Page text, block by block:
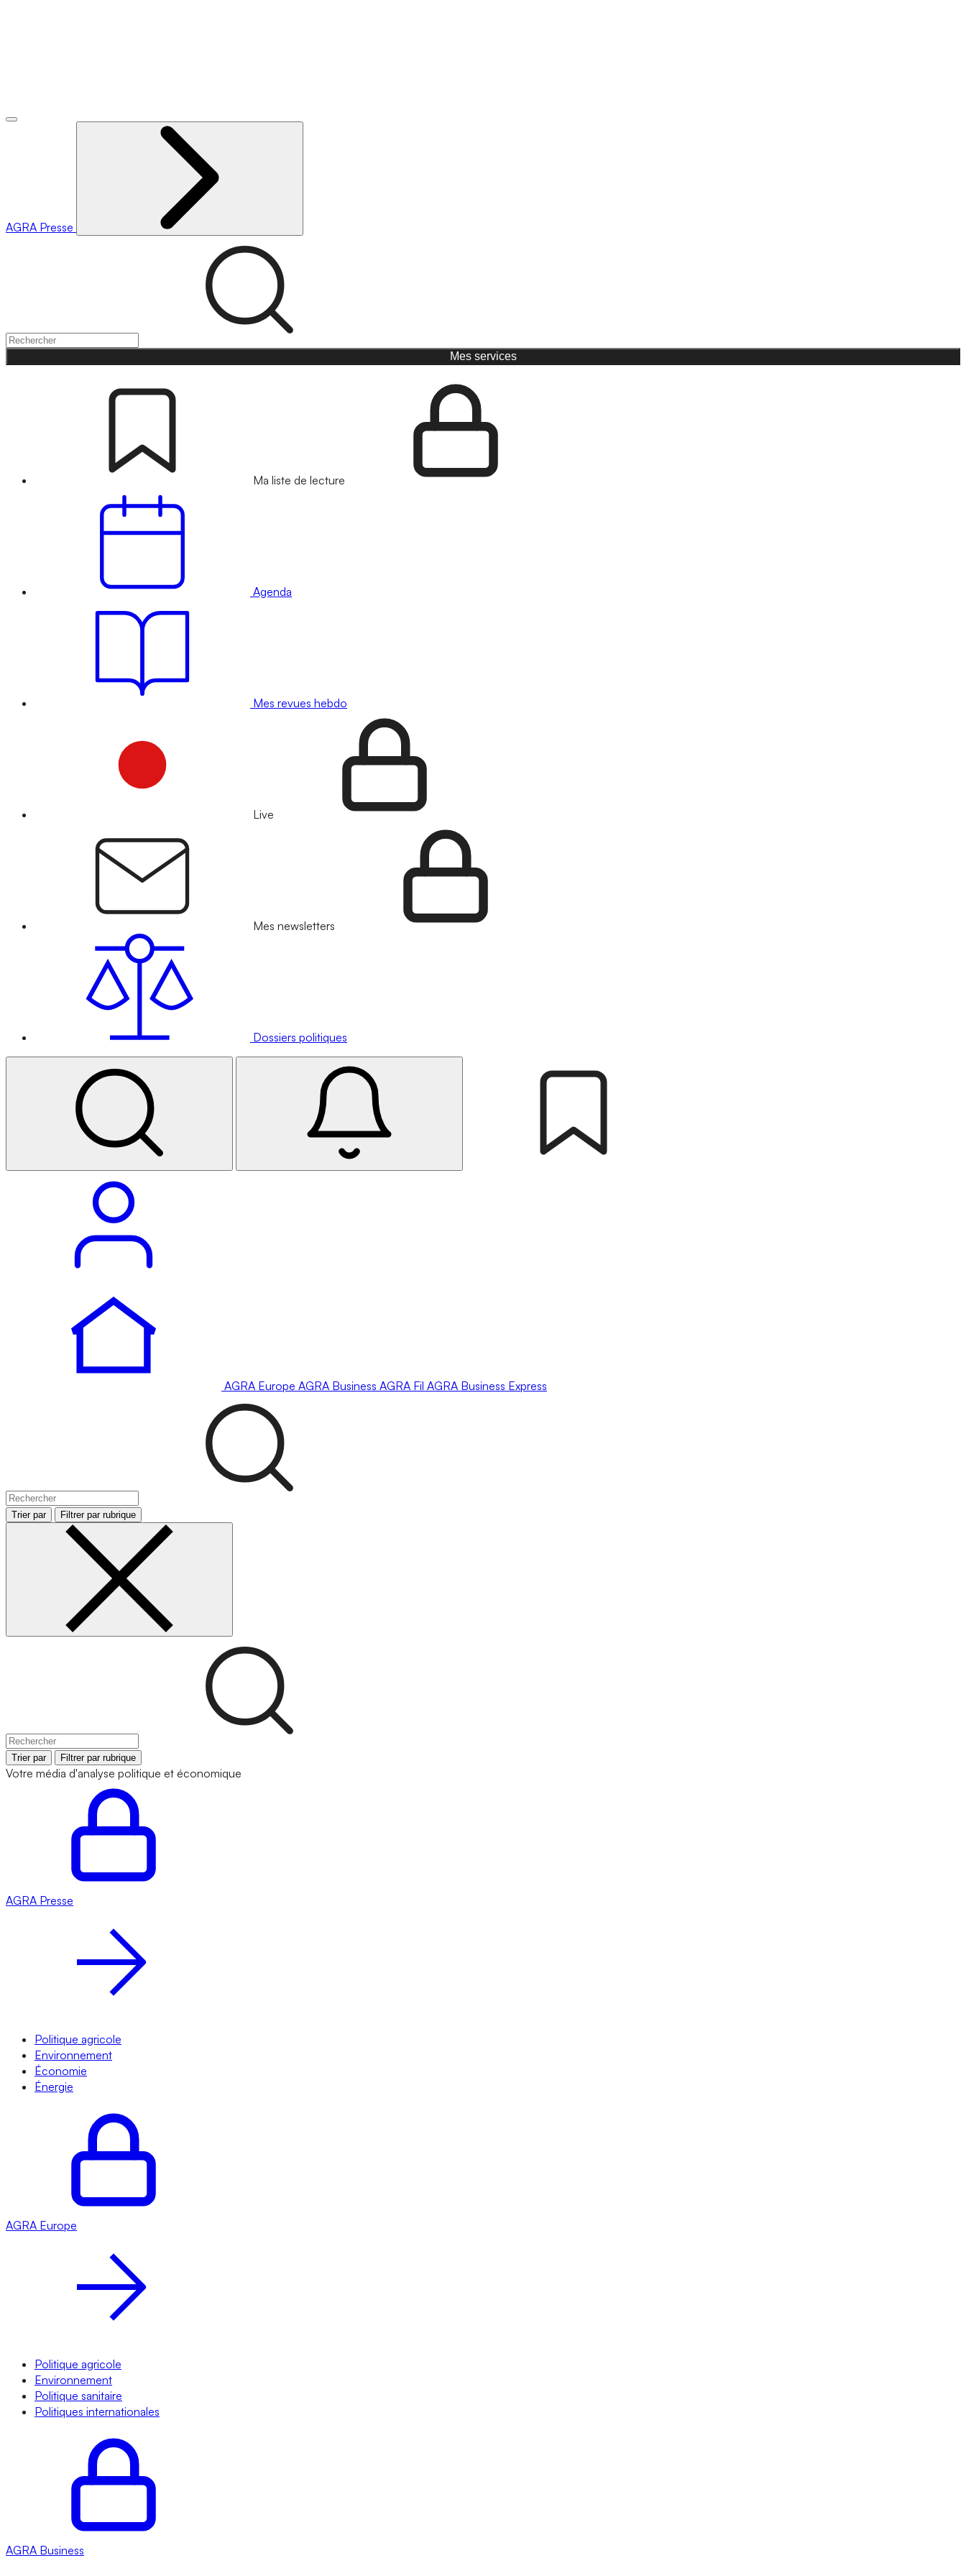
AGRA Presse
Mes services
Ma liste de lecture
Agenda
Mes revues hebdo
Live
Mes newsletters
Dossiers politiques
AGRA Europe AGRA Business AGRA Fil AGRA Business Express
Trier par Filtrer par rubrique
Trier par Filtrer par rubrique
Votre média d'analyse politique et économique
AGRA Presse
Politique agricole
Environnement
Économie
Énergie
AGRA Europe
Politique agricole
Environnement
Politique sanitaire
Politiques internationales
AGRA Business